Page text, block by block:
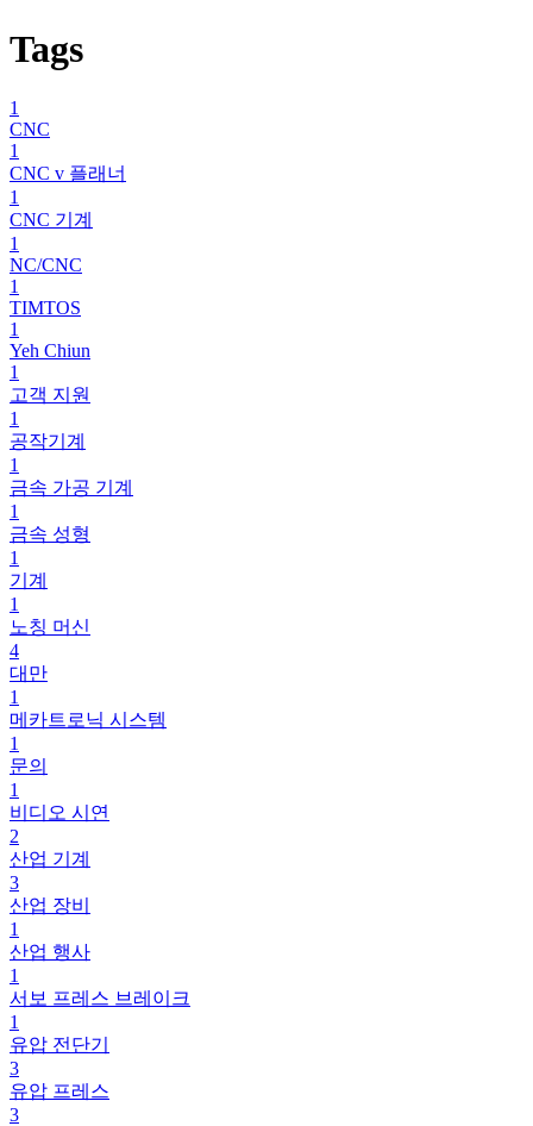
Tags
1
CNC
1
CNC v 플래너
1
CNC 기계
1
NC/CNC
1
TIMTOS
1
Yeh Chiun
1
고객 지원
1
공작기계
1
금속 가공 기계
1
금속 성형
1
기계
1
노칭 머신
4
대만
1
메카트로닉 시스템
1
문의
1
비디오 시연
2
산업 기계
3
산업 장비
1
산업 행사
1
서보 프레스 브레이크
1
유압 전단기
3
유압 프레스
3